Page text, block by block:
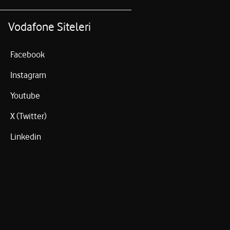
Vodafone Siteleri
Facebook
Instagram
Youtube
X (Twitter)
Linkedin